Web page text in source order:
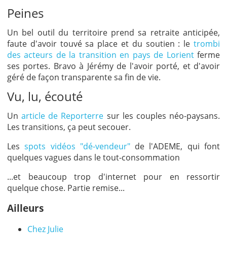
Peines
Un bel outil du territoire prend sa retraite anticipée,
faute d'avoir touvé sa place et du soutien : le trombi
des acteurs de la transition en pays de Lorientferme
ses portes. Bravo à Jérémy de l'avoir porté, et d'avoir
géré de façon transparente sa fin de vie.
Vu, lu, écouté
Unarticle de Reporterre sur les couples néo-paysans.
Les transitions, ça peut secouer.
Lesspots vidéos "dé-vendeur"de l'ADEME, qui font
quelques vagues dans le tout-consommation
...et beaucoup trop d'internet pour en ressortir
quelque chose. Partie remise...
Ailleurs
Chez Julie